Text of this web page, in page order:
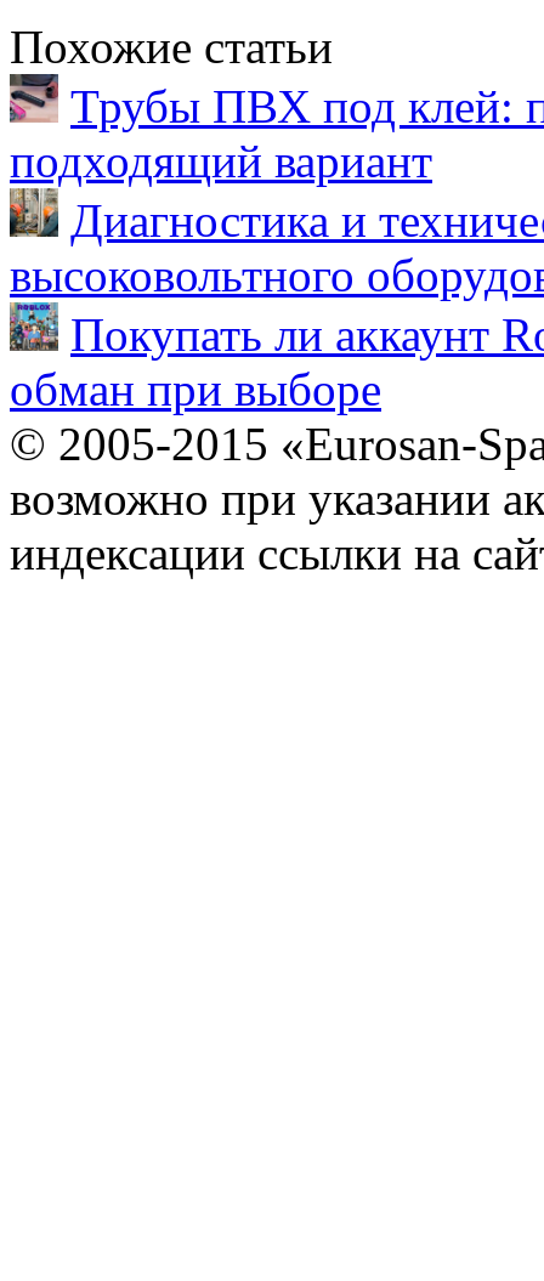
Похожие статьи
Трубы ПВХ под клей:
подходящий вариант
Диагностика и
высоковольтного
Покупать ли аккаунт
обман при выборе
© 2005-2015 «Eurosan-
возможно при указании
индексации ссылки на